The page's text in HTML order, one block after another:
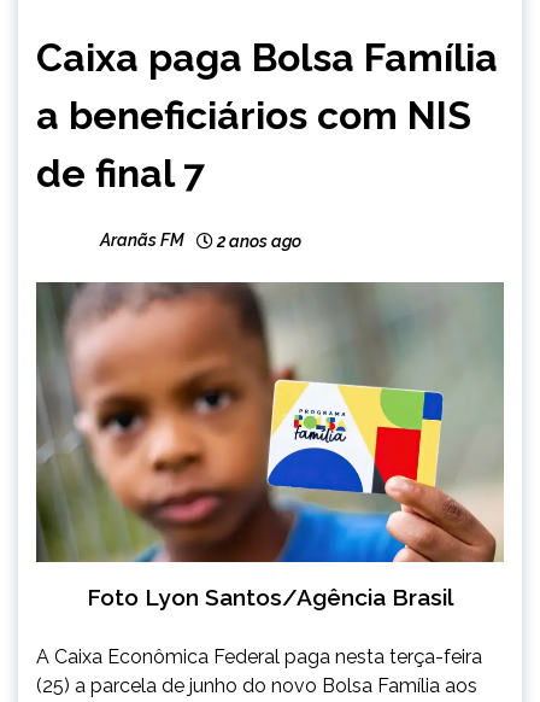
NOTÍCIAS
Caixa paga Bolsa Família
a beneficiários com NIS
de final 7
Aranãs FM 2 anos ago
Foto Lyon Santos/Agência Brasil
A Caixa Econômica Federal paga nesta terça-feira
(25) a parcela de junho do novo Bolsa Família aos